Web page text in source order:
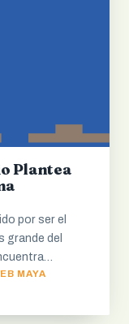
Plantea
por ser el
grande del
MAYA